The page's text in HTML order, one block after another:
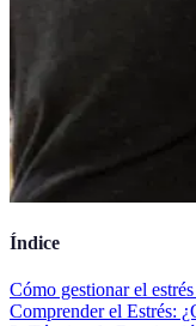
Índice
Cómo gestionar el
Comprender el Estrés: